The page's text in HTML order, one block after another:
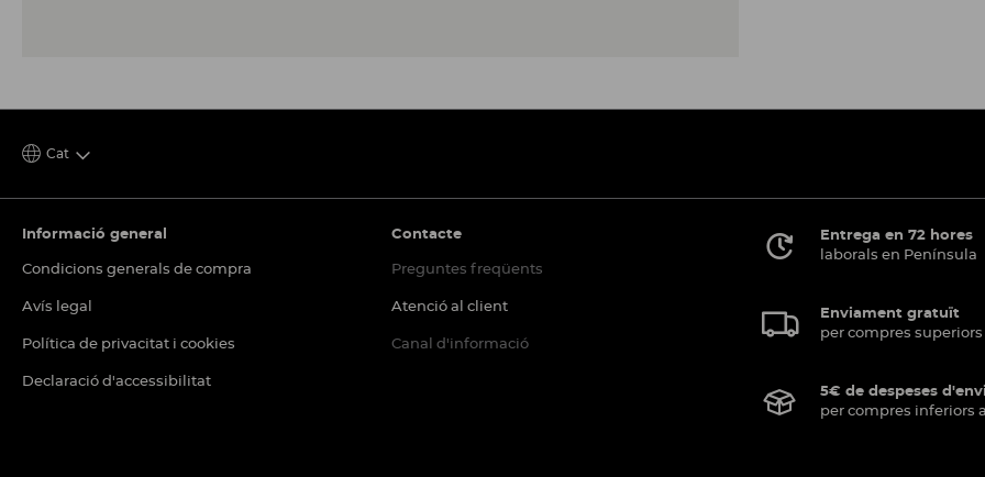
Cat
Informació general
Condicions generals de compra
Avís legal
Política de privacitat i cookies
Declaració d'accessibilitat
Contacte
Preguntes freqüents
Atenció al client
Canal d'informació
Entrega en 72 hores
laborals en Península
Enviament gratuït
per compres superiors
5€ de despeses
per compres inferiors